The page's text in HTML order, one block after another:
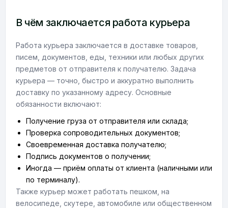
В чём заключается работа курьера
Работа курьера заключается в доставке товаров,
писем, документов, еды, техники или любых других
предметов от отправителя к получателю. Задача
курьера — точно, быстро и аккуратно выполнить
доставку по указанному адресу. Основные
обязанности включают:
Получение груза от отправителя или склада;
Проверка сопроводительных документов;
Своевременная доставка получателю;
Подпись документов о получении;
Иногда — приём оплаты от клиента (наличными или
по терминалу).
Также курьер может работать пешком, на
велосипеде, скутере, автомобиле или общественном